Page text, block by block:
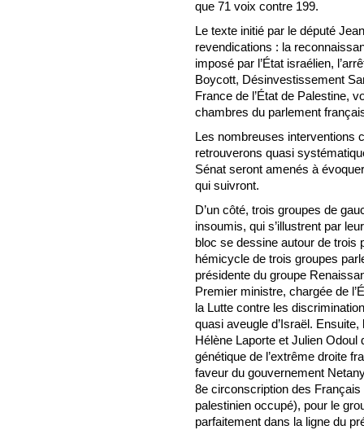
que 71 voix contre 199.
Le texte initié par le député
revendications : la
imposé par l’État israélien,
Boycott, Désinvestissement
France de l’État de Palestine,
chambres du parlement
Les nombreuses interventions
retrouverons quasi
Sénat seront amenés à
qui suivront.
D’un côté, trois groupes de
insoumis, qui s’illustrent par
bloc se dessine autour de trois
hémicycle de trois groupes
présidente du groupe
Premier ministre, chargée de
la Lutte contre les
quasi aveugle d’Israël.
Hélène Laporte et Julien Odoul
génétique de l’extrême droite
faveur du gouvernement
8e circonscription des Français
palestinien occupé), pour le
parfaitement dans la ligne du